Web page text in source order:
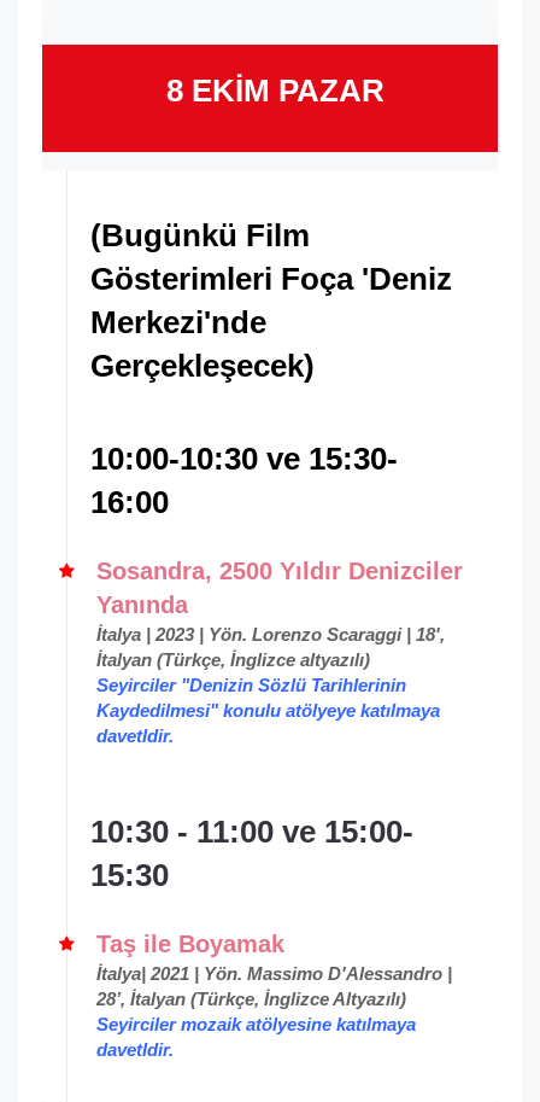
8 EKİM PAZAR
(Bugünkü Film
Gösterimleri Foça 'Deniz
Merkezi'nde
Gerçekleşecek)
10:00-10:30 ve 15:30-
16:00
Sosandra, 2500 Yıldır Denizciler
Yanında
İtalya | 2023 | Yön. Lorenzo Scaraggi | 18',
İtalyan (Türkçe, İnglizce altyazılı)
Seyirciler "Denizin Sözlü Tarihlerinin
Kaydedilmesi" konulu atölyeye katılmaya
davetldir.
10:30 - 11:00 ve 15:00-
15:30
Taş ile Boyamak
İtalya| 2021 | Yön. Massimo D'Alessandro |
28’, İtalyan (Türkçe, İnglizce Altyazılı)
Seyirciler mozaik atölyesine katılmaya
davetldir.